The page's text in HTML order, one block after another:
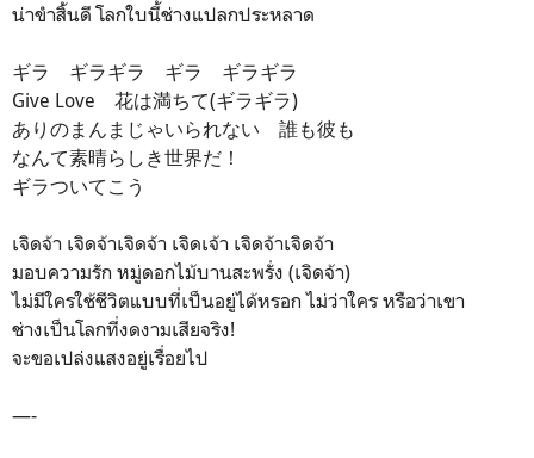
น่าขำสิ้นดี โลกใบนี้ช่างแปลกประหลาด
ギラ ギラギラ ギラ ギラギラ
Give Love 花は満ちて(ギラギラ)
ありのまんまじゃいられない 誰も彼も
なんて素晴らしき世界だ！
ギラついてこう
เจิดจ้า เจิดจ้าเจิดจ้า เจิดเจ้า เจิดจ้าเจิดจ้า
มอบความรัก หมู่ดอกไม้บานสะพรั่ง (เจิดจ้า)
ไม่มีใครใช้ชีวิตแบบที่เป็นอยู่ได้หรอก ไม่ว่าใคร หรือว่าเขา
ช่างเป็นโลกที่งดงามเสียจริง!
จะขอเปล่งแสงอยู่เรื่อยไป
—-